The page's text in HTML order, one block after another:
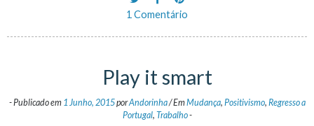
1 Comentário
Play it smart
-Publicado em 1 Junho, 2015porAndorinha/EmMudança, Positivismo, Regresso a
Portugal, Trabalho-